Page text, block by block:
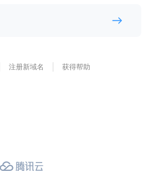
注册新域名 获得帮助